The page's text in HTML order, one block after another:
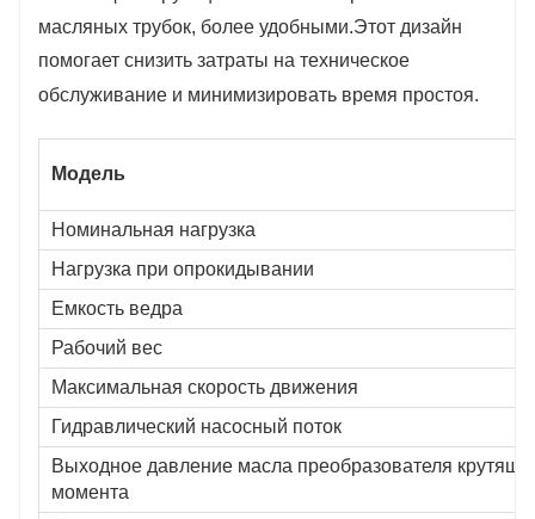
масляных трубок, более удобными.Этот дизайн
помогает снизить затраты на техническое
обслуживание и минимизировать время простоя.
Модель
Номинальная нагрузка
Нагрузка при опрокидывании
Емкость ведра
Рабочий вес
Максимальная скорость движения
Гидравлический насосный поток
Выходное давление масла преобразователя
момента